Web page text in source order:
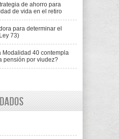
de ahorro para
de vida en el retiro
para determinar el
73)
Modalidad 40 contempla
pensión por viudez?